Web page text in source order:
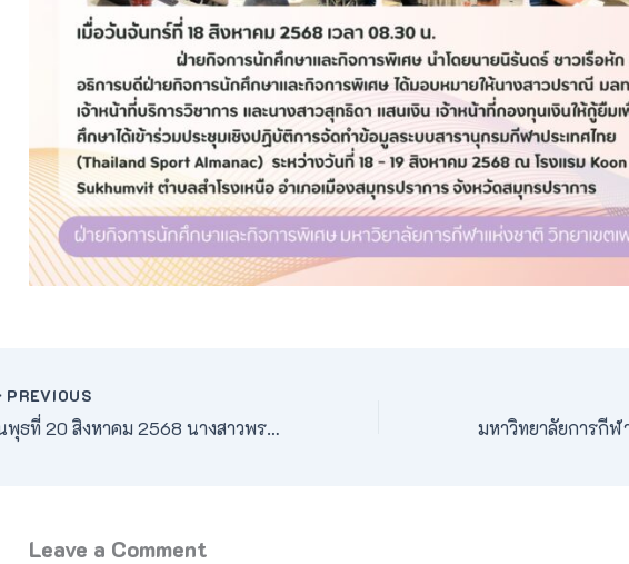
PREVIOUS
วันพุธที่ 20 สิงหาคม 2568 นางสาวพรรณปพร ประสานตรี หัวหน้างานกิจการนักศึกษาและกิจการพิเศษ พร้อมทั้งบุคลากร และเจ้าหน้าที่ คณะศึกษาศาสตร์ ดำเนินการจัดกิจกรรมโครงการพัฒนาความฉลาดรู้ทางการเคลื่อนไหว (Physical Literacy) โดยมีวัตถุประสงค์เพื่อพัฒนานักศึกษาชั้นปีที่ 4 สังกัดมหาวิทยาลัยการกีฬาแห่งชาติ วิทยาเขตเพชรบูรณ์ ให้มีความรู้ และทักษะในการถ่ายทอดไปสู่นักเรียนในโรงเรียน ซึ่งได้รับเกียรติจากนายภัทรดนัย ประสานตรี รองคณบดีคณะศึกษาศาสตร์ เป็นประธานในพิธีเปิด โดยมีนายณัฐพล ประภารัตน์ และผู้ช่วยศาสตราจารย์เด่น ครองคัมภีร์ เป็นวิทยากร ณ ห้องประชุมวรรณกลาง คณะศึกษาศาสตร์
Leave a Comment